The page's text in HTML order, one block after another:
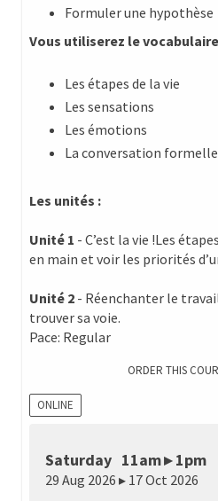
Formuler une hypothèse
Vous utiliserez le
Les étapes de la vie
Les sensations
Les émotions
La conversation
Les unités :
Unité 1 - C’est la vie !Les
en main et voir les priorités
Unité 2 - Réenchanter le
trouver sa voie.
Pace: Regular
ORDER THIS
ONLINE
Saturday 11am ▸ 1pm
29 Aug 2026 ▸ 17 Oct 2026